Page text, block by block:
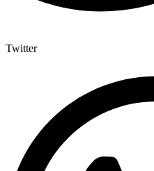
Twitter